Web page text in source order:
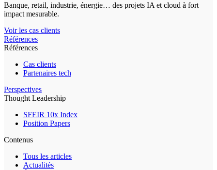
Banque, retail, industrie, énergie… des projets IA et cloud à fort
impact mesurable.
Voir les cas clients
Références
Références
Cas clients
Partenaires tech
Perspectives
Thought Leadership
SFEIR 10x Index
Position Papers
Contenus
Tous les articles
Actualités